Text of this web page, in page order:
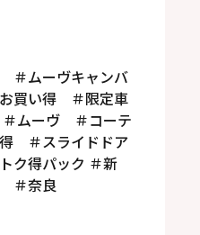
ムーヴキャンバ
買い得 ＃限定車
ムーヴ ＃コーテ
＃スライドドア
得パック ＃新
＃奈良